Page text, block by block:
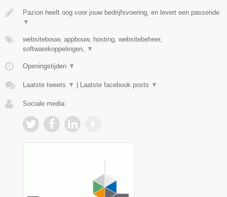
Pazion heeft oog voor jouw bedrijfsvoering, en levert een passende
▼
websitebouw, appbouw, hosting, websitebeheer,
softwarekoppelingen,
▼
Openingstijden ▼
Laatste tweets ▼ | Laatste facebook posts ▼
Sociale media: